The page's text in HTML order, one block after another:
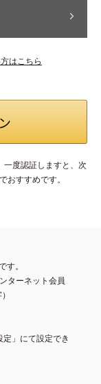
はこちら
度認証しますと、次
おすすめです。
。
ターネット会員
」にて設定でき